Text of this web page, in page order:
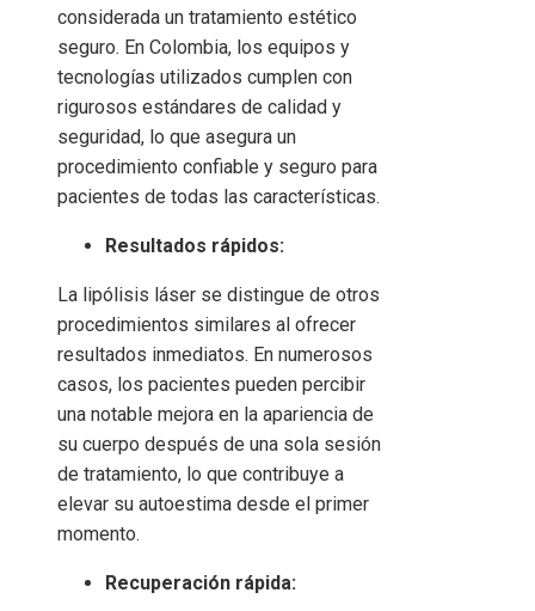
considerada un tratamiento estético
seguro. En Colombia, los equipos y
tecnologías utilizados cumplen con
rigurosos estándares de calidad y
seguridad, lo que asegura un
procedimiento confiable y seguro para
pacientes de todas las características.
Resultados rápidos:
La lipólisis láser se distingue de otros
procedimientos similares al ofrecer
resultados inmediatos. En numerosos
casos, los pacientes pueden percibir
una notable mejora en la apariencia de
su cuerpo después de una sola sesión
de tratamiento, lo que contribuye a
elevar su autoestima desde el primer
momento.
Recuperación rápida: